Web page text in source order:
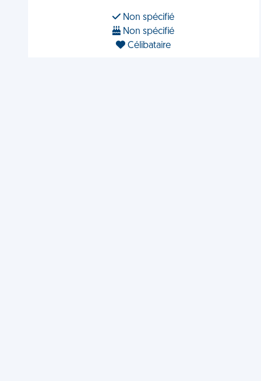
Non spécifié
Non spécifié
Célibataire